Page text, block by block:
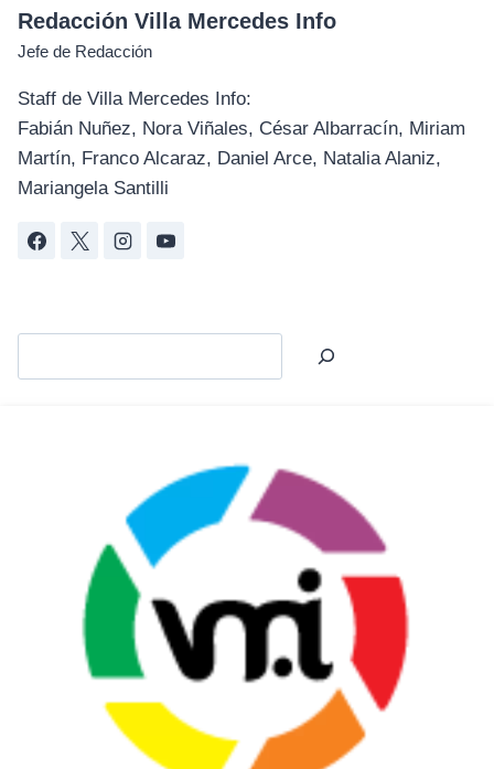
Redacción Villa Mercedes Info
Jefe de Redacción
Staff de Villa Mercedes Info:
Fabián Nuñez, Nora Viñales, César Albarracín, Miriam
Martín, Franco Alcaraz, Daniel Arce, Natalia Alaniz,
Mariangela Santilli